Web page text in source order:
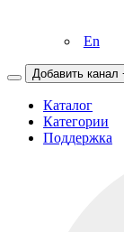
En
Добавить канал
Каталог
Категории
Поддержка